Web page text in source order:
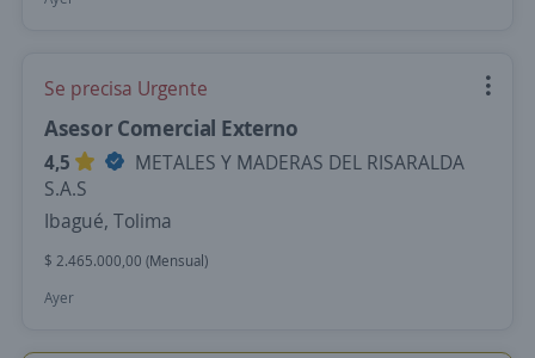
Se precisa Urgente
Asesor Comercial Externo
4,5
METALES Y MADERAS DEL RISARALDA
S.A.S
Ibagué, Tolima
$ 2.465.000,00 (Mensual)
Ayer